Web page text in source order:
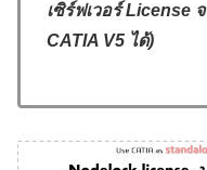
เซิร์ฟเวอร์ License
CATIA V5 ได้)